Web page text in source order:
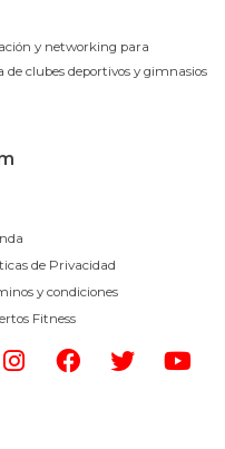
y networking para
de clubes deportivos y gimnasios
de Privacidad
y condiciones
Fitness